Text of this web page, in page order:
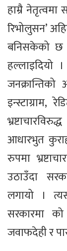
हाम्रै
रिभोलुसन’
बनिसकेको छ
हल्लाइदियो
इन्स्टाग्राम,
आधारभुत
रुपमा
उठाउँदा
लगायो ।
सरकारमा
जवाफदेही र